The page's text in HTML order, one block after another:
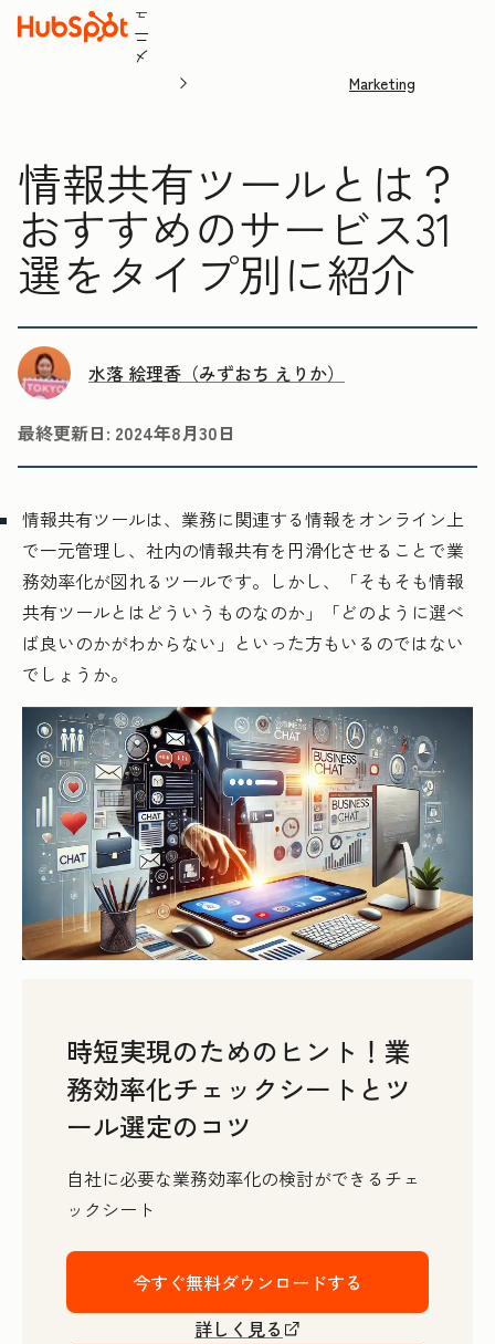
メ
ニ
ュ
Marketing
情報共有ツールとは？
おすすめのサービス31
選をタイプ別に紹介
水落 絵理香（みずおち えりか）
最終更新日: 2024年8月30日
情報共有ツールは、業務に関連する情報をオンライン上
で一元管理し、社内の情報共有を円滑化させることで業
務効率化が図れるツールです。しかし、「そもそも情報
共有ツールとはどういうものなのか」「どのように選べ
ば良いのかがわからない」といった方もいるのではない
でしょうか。
時短実現のためのヒント！業
務効率化チェックシートとツ
ール選定のコツ
自社に必要な業務効率化の検討ができるチェ
ックシート
今すぐ無料ダウンロードする
詳しく見る